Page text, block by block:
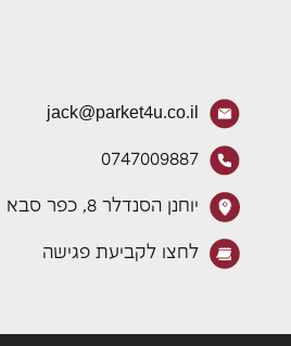
jack@parket4u.co.il
0747009887
יוחנן הסנדלר 8, כפר סבא
לחצו לקביעת פגישה